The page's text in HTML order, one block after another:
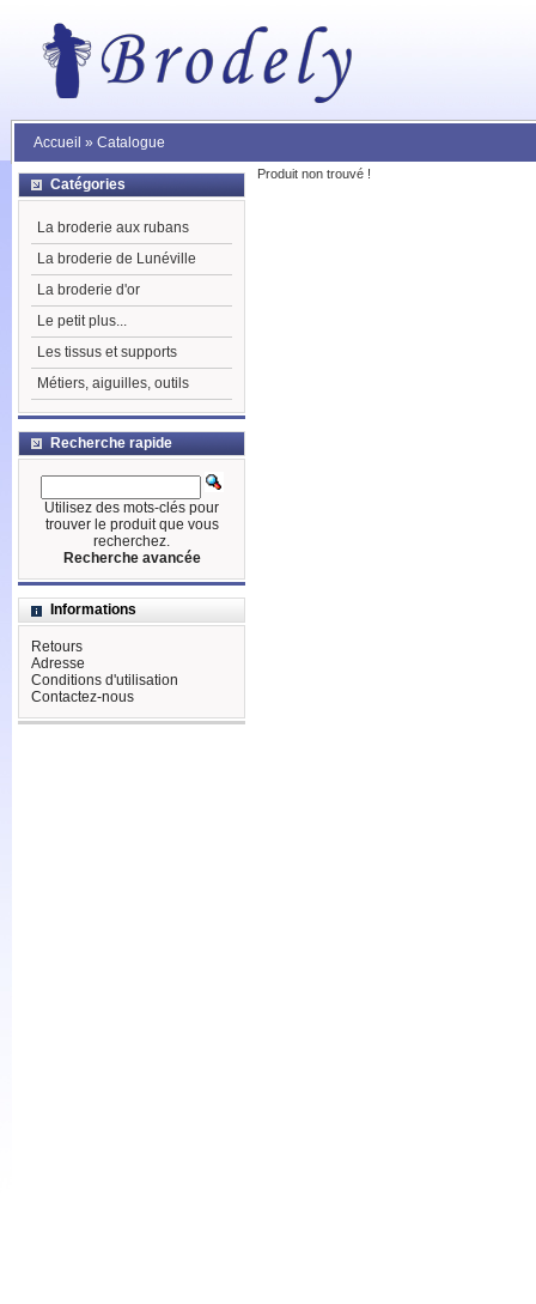
Accueil » Catalogue
Produit non trouvé !
Catégories
La broderie aux rubans
La broderie de Lunéville
La broderie d'or
Le petit plus...
Les tissus et supports
Métiers, aiguilles, outils
Recherche rapide
Utilisez des mots-clés pour
trouver le produit que vous
recherchez.
Recherche avancée
Informations
Retours
Adresse
Conditions d'utilisation
Contactez-nous